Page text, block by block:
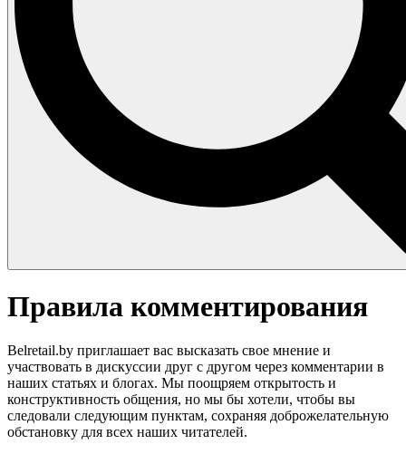
Правила комментирования
Belretail.by приглашает вас высказать свое мнение и
участвовать в дискуссии друг с другом через комментарии в
наших статьях и блогах. Мы поощряем открытость и
конструктивность общения, но мы бы хотели, чтобы вы
следовали следующим пунктам, сохраняя доброжелательную
обстановку для всех наших читателей.